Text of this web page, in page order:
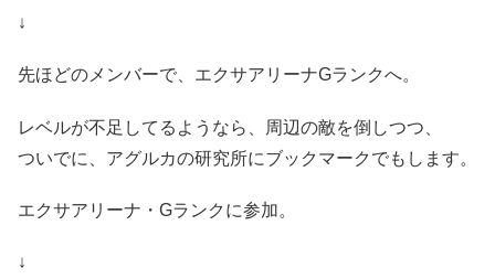
↓
先ほどのメンバーで、エクサアリーナGランクへ。
レベルが不足してるようなら、周辺の敵を倒しつつ、
ついでに、アグルカの研究所にブックマークでもします。
エクサアリーナ・Gランクに参加。
↓